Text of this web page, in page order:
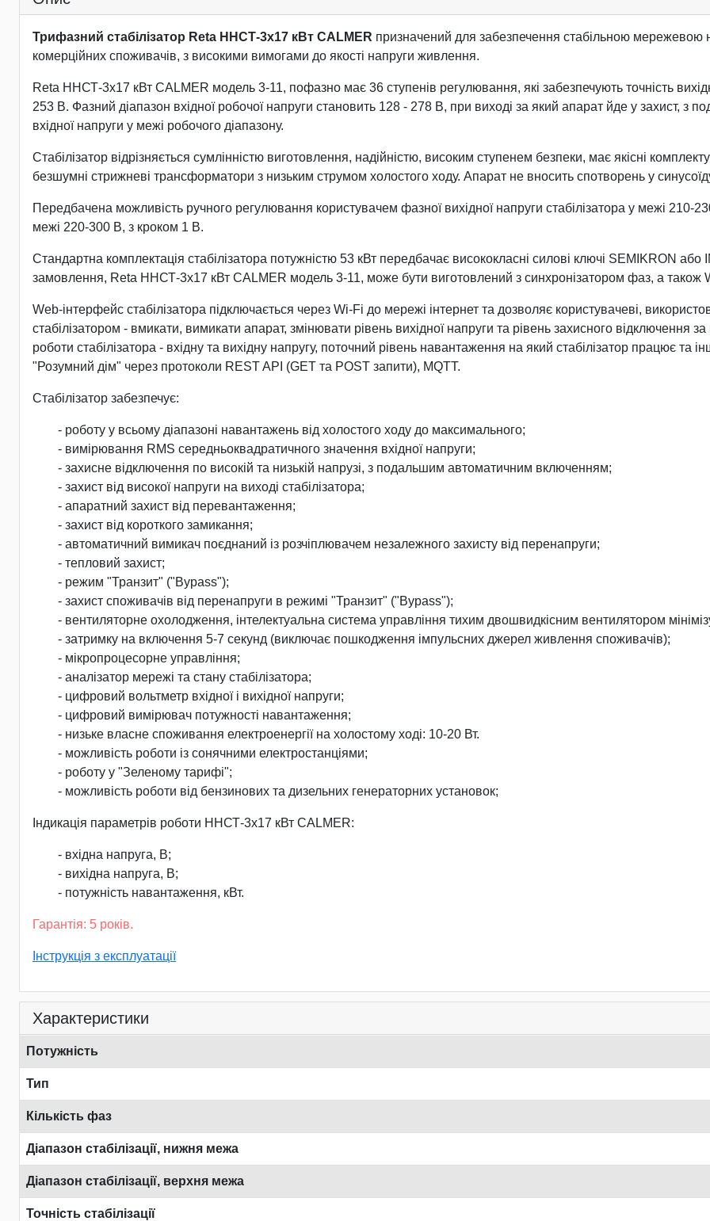
Трифазний стабілізатор Reta ННСТ-3х17 кВт CALMER призначений для забезпечення стабільною мережевою
комерційних споживачів, з високими вимогами до якості напруги живлення.
Reta ННСТ-3х17 кВт CALMER модель 3-11, пофазно має 36 ступенів регулювання, які забезпечують точність
253 В. Фазний діапазон вхідної робочої напруги становить 128 - 278 В, при виході за який апарат йде у захист,
вхідної напруги у межі робочого діапазону.
Стабілізатор відрізняється сумлінністю виготовлення, надійністю, високим ступенем безпеки, має якісні
безшумні стрижневі трансформатори з низьким струмом холостого ходу. Апарат не вносить спотворень у
Передбачена можливість ручного регулювання користувачем фазної вихідної напруги стабілізатора у межі 210-
межі 220-300 В, з кроком 1 В.
Стандартна комплектація стабілізатора потужністю 53 кВт передбачає висококласні силові ключі SEMIKRON
замовлення, Reta ННСТ-3х17 кВт CALMER модель 3-11, може бути виготовлений з синхронізатором фаз, а також
Web-інтерфейс стабілізатора підключається через Wi-Fi до мережі інтернет та дозволяє користувачеві,
стабілізатором - вмикати, вимикати апарат, змінювати рівень вихідної напруги та рівень захисного відключення
роботи стабілізатора - вхідну та вихідну напругу, поточний рівень навантаження на який стабілізатор працює
"Розумний дім" через протоколи REST API (GET та POST запити), MQTT.
Стабілізатор забезпечує:
- роботу у всьому діапазоні навантажень від холостого ходу до максимального;
- вимірювання RMS середньоквадратичного значення вхідної напруги;
- захисне відключення по високій та низькій напрузі, з подальшим автоматичним включенням;
- захист від високої напруги на виході стабілізатора;
- апаратний захист від перевантаження;
- захист від короткого замикання;
- автоматичний вимикач поєднаний із розчіплювачем незалежного захисту від перенапруги;
- тепловий захист;
- режим "Транзит" ("Bypass");
- захист споживачів від перенапруги в режимі "Транзит" ("Bypass");
- вентиляторне охолодження, інтелектуальна система управління тихим двошвидкісним вентилятором
- затримку на включення 5-7 секунд (виключає пошкодження імпульсних джерел живлення споживачів);
- мікропроцесорне управління;
- аналізатор мережі та стану стабілізатора;
- цифровий вольтметр вхідної і вихідної напруги;
- цифровий вимірювач потужності навантаження;
- низьке власне споживання електроенергії на холостому ході: 10-20 Вт.
- можливість роботи із сонячними електростанціями;
- роботу у "Зеленому тарифі";
- можливість роботи від бензинових та дизельних генераторних установок;
Індикація параметрів роботи ННСТ-3х17 кВт CALMER:
- вхідна напруга, В;
- вихідна напруга, В;
- потужність навантаження, кВт.
Гарантія: 5 років.
Інструкція з експлуатації
Характеристики
Потужність
Тип
Кількість фаз
Діапазон стабілізації, нижня межа
Діапазон стабілізації, верхня межа
Точність стабілізації